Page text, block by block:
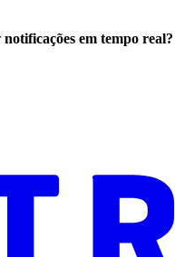
notificações em tempo real?